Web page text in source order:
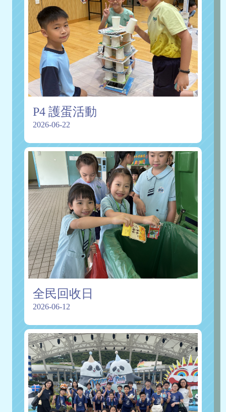
P4 護蛋活動
2026-06-22
全民回收日
2026-06-12